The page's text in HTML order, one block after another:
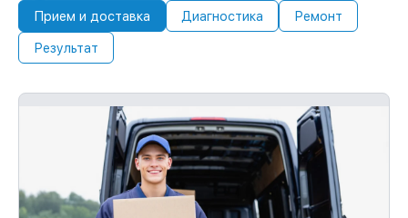
Прием и доставка Диагностика Ремонт
Результат